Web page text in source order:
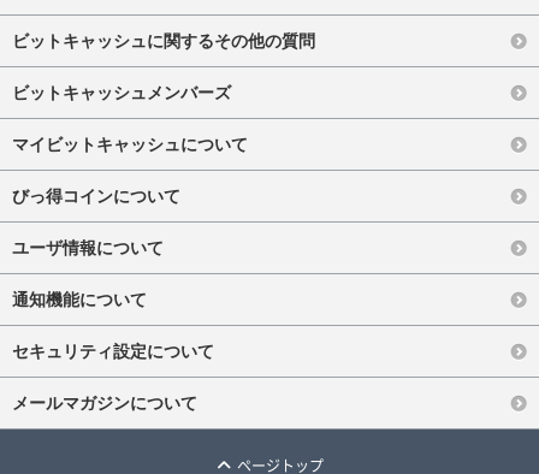
ビットキャッシュに関するその他の質問
ビットキャッシュメンバーズ
マイビットキャッシュについて
びっ得コインについて
ユーザ情報について
通知機能について
セキュリティ設定について
メールマガジンについて
ページトップ